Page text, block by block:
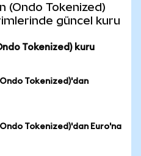
(Ondo Tokenized)
güncel kuru
Tokenized) kuru
Tokenized)'dan
Tokenized)'dan Euro'na